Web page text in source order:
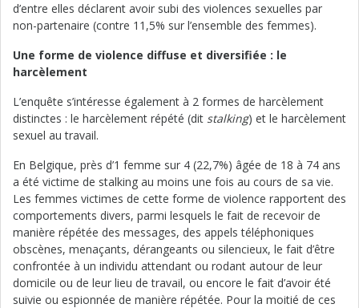
d’entre elles déclarent avoir subi des violences sexuelles par
non-partenaire (contre 11,5% sur l’ensemble des femmes).
Une forme de violence diffuse et diversifiée : le
harcèlement
L’enquête s’intéresse également à 2 formes de harcèlement
distinctes : le harcèlement répété (dit stalking) et le harcèlement
sexuel au travail.
En Belgique, près d’1 femme sur 4 (22,7%) âgée de 18 à 74 ans
a été victime de stalking au moins une fois au cours de sa vie.
Les femmes victimes de cette forme de violence rapportent des
comportements divers, parmi lesquels le fait de recevoir de
manière répétée des messages, des appels téléphoniques
obscènes, menaçants, dérangeants ou silencieux, le fait d’être
confrontée à un individu attendant ou rodant autour de leur
domicile ou de leur lieu de travail, ou encore le fait d’avoir été
suivie ou espionnée de manière répétée. Pour la moitié de ces